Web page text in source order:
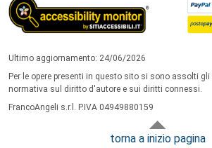
Ultimo aggiornamento: 24/06/2026
Per le opere presenti in questo sito si sono assolti
normativa sul diritto d'autore e sui diritti connessi.
FrancoAngeli s.r.l. P.IVA 04949880159
torna a inizio pagina